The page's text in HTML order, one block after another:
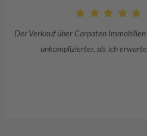
Danke an Carpaten Immobilien und
Sie war viele